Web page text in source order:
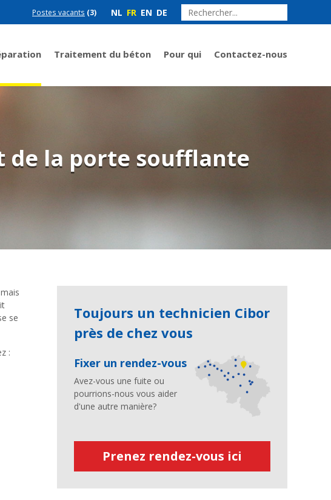
Postes vacants (3) NL FR EN DE
Traitement du béton Pour qui Contactez-nous
de la porte soufflante
se
:
Toujours un technicien Cibor
près de chez vous
Fixer un rendez-vous
Avez-vous une fuite ou
pourrions-nous vous aider
d'une autre manière?
Prenez rendez-vous ici